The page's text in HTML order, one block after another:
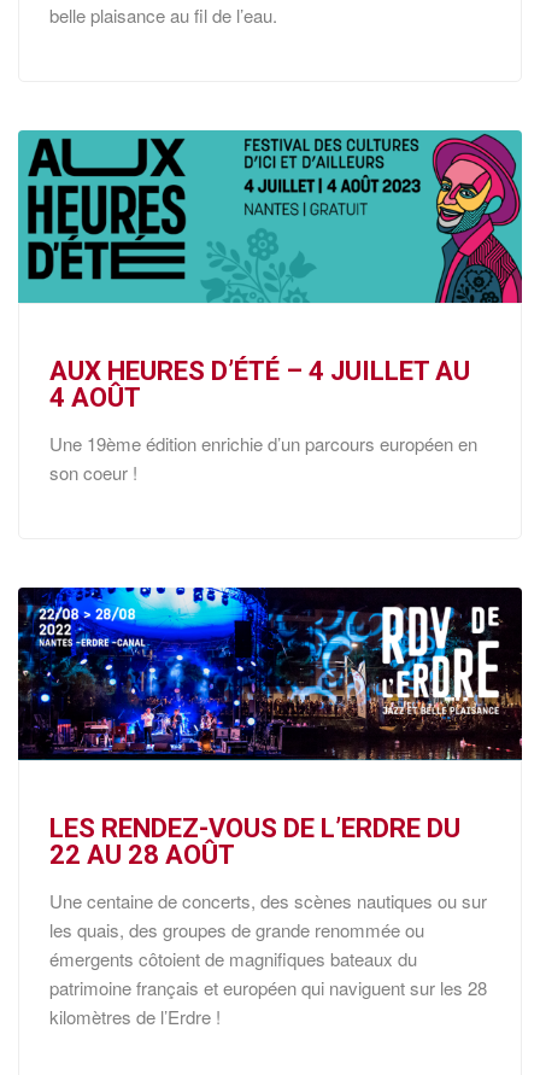
belle plaisance au fil de l’eau.
AUX HEURES D’ÉTÉ – 4 JUILLET AU
4 AOÛT
Une 19ème édition enrichie d’un parcours européen en
son coeur !
LES RENDEZ-VOUS DE L’ERDRE DU
22 AU 28 AOÛT
Une centaine de concerts, des scènes nautiques ou sur
les quais, des groupes de grande renommée ou
émergents côtoient de magnifiques bateaux du
patrimoine français et européen qui naviguent sur les 28
kilomètres de l’Erdre !